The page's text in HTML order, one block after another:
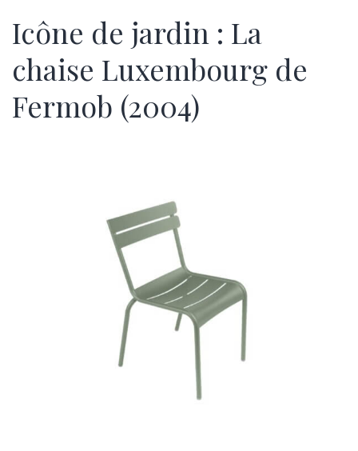
Icône de jardin : La
chaise Luxembourg de
Fermob (2004)